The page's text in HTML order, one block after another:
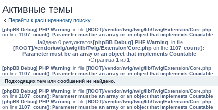
Активные темы
Перейти к расширенному поиску
[phpBB Debug] PHP Warning: in file [ROOT]/vendor/twig/twig/lib/Twig/Extension/Core.php
on line 1107: count(): Parameter must be an array or an object that implements Countable
Найдено 0 результатов[phpBB Debug] PHP Warning: in file
[ROOT]/vendor/twig/twig/lib/Twig/Extension/Core.php on line 1107: count():
Parameter must be an array or an object that implements Countable
•Страница 1 из 1
[phpBB Debug] PHP Warning: in file [ROOT]/vendor/twig/twig/lib/Twig/Extension/Core.php
on line 1107: count(): Parameter must be an array or an object that implements Countable
Подходящих тем или сообщений не найдено.
[phpBB Debug] PHP Warning: in file [ROOT]/vendor/twig/twig/lib/Twig/Extension/Core.php
on line 1107: count(): Parameter must be an array or an object that implements Countable
[phpBB Debug] PHP Warning: in file [ROOT]/vendor/twig/twig/lib/Twig/Extension/Core.php
on line 1107: count(): Parameter must be an array or an object that implements Countable